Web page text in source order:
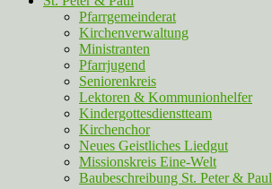
Pfarrgemeinderat
Kirchenverwaltung
Ministranten
Pfarrjugend
Seniorenkreis
Lektoren & Kommunionhelfer
Kindergottesdienstteam
Kirchenchor
Neues Geistliches Liedgut
Missionskreis Eine-Welt
Baubeschreibung St. Peter & Paul